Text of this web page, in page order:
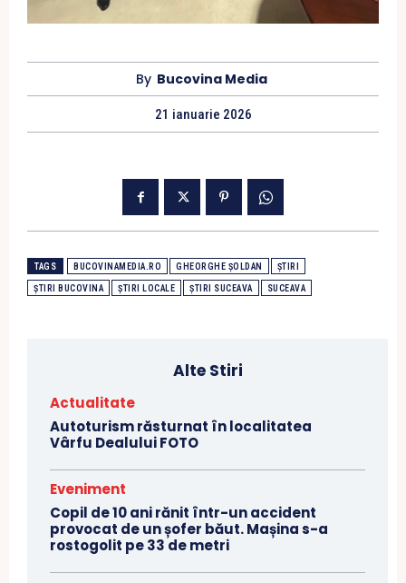
By Bucovina Media
21 ianuarie 2026
TAGS BUCOVINAMEDIA.RO GHEORGHE ȘOLDAN ȘTIRI
ȘTIRI BUCOVINA ȘTIRI LOCALE ȘTIRI SUCEAVA SUCEAVA
Alte Stiri
Actualitate
Autoturism răsturnat în localitatea
Vârfu Dealului FOTO
Eveniment
Copil de 10 ani rănit într-un accident
provocat de un șofer băut. Mașina s-a
rostogolit pe 33 de metri